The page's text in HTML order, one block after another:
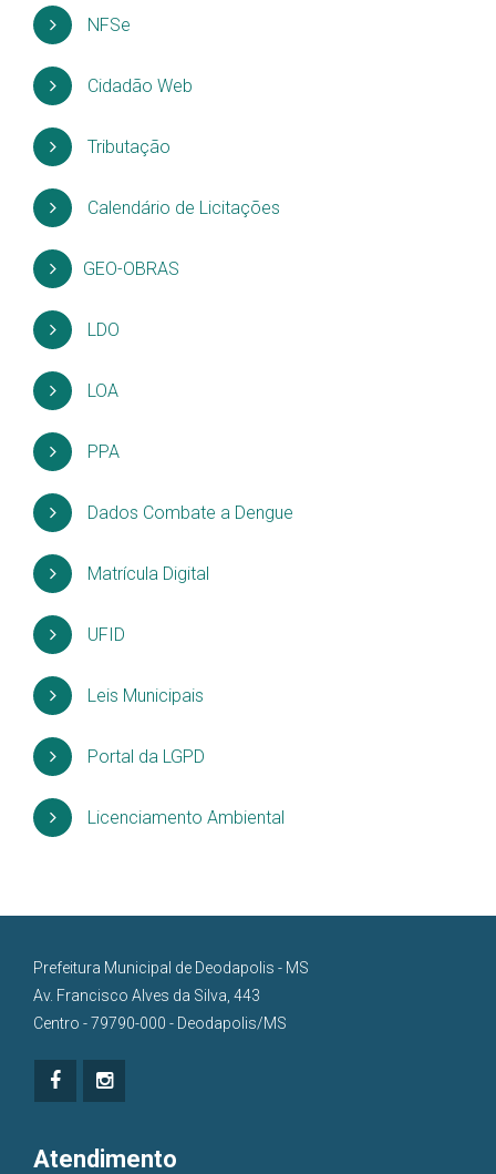
NFSe
Cidadão Web
Tributação
Calendário de Licitações
GEO-OBRAS
LDO
LOA
PPA
Dados Combate a Dengue
Matrícula Digital
UFID
Leis Municipais
Portal da LGPD
Licenciamento Ambiental
Prefeitura Municipal de Deodapolis - MS
Av. Francisco Alves da Silva, 443
Centro - 79790-000 - Deodapolis/MS
Atendimento